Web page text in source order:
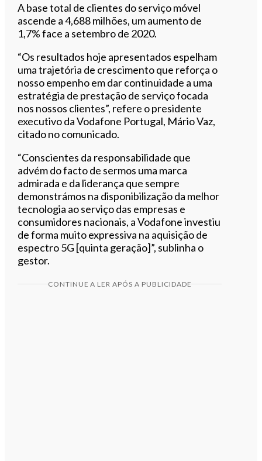
A base total de clientes do serviço móvel
ascende a 4,688 milhões, um aumento de
1,7% face a setembro de 2020.
“Os resultados hoje apresentados espelham
uma trajetória de crescimento que reforça o
nosso empenho em dar continuidade a uma
estratégia de prestação de serviço focada
nos nossos clientes”, refere o presidente
executivo da Vodafone Portugal, Mário Vaz,
citado no comunicado.
“Conscientes da responsabilidade que
advém do facto de sermos uma marca
admirada e da liderança que sempre
demonstrámos na disponibilização da melhor
tecnologia ao serviço das empresas e
consumidores nacionais, a Vodafone investiu
de forma muito expressiva na aquisição de
espectro 5G [quinta geração]”, sublinha o
gestor.
CONTINUE A LER APÓS A PUBLICIDADE